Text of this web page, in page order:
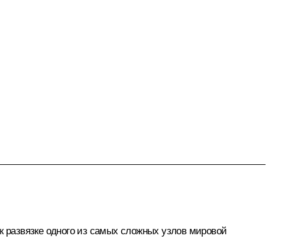
развязке одного из самых сложных узлов мировой